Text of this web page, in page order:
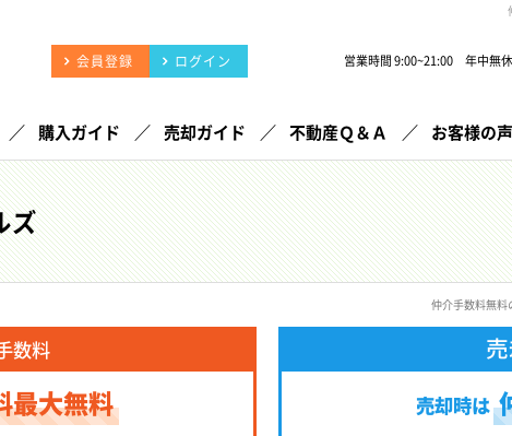
会員登録 ログイン 営業時間 9:00~21:00 年中無休
購入ガイド 売却ガイド 不動産Ｑ＆Ａ お客様の声
ズ
仲介手数料無料
数料
最大無料 売却時は